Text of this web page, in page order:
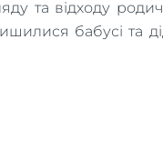
та відходу
бабусі та